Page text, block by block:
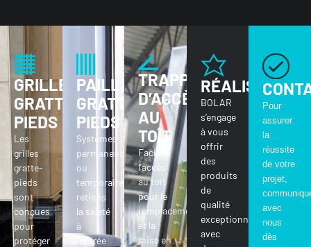
GRILLES
GRATTE-
PIEDS
Les
grilles
gratte-
pieds
sont
conçues
pour
protéger
PAILLASSONS
GRATTE-
PIEDS
Systèmes
permanents
ou
temporaires,
retiens
la saleté
à
l’entrée
TRAPPES
D’ACCÈS
AU
TOÎT​
Facilite
l’accès
au toit
pour le
remplacement
et la
mise en
RÉALISATIONS
BOLAR
s’engage
à vous
offrir
des
produits
de
qualité
exceptionnelle,
avec
Pour
assurer
la
réussite
de votre
projet,
avec
nous
dès